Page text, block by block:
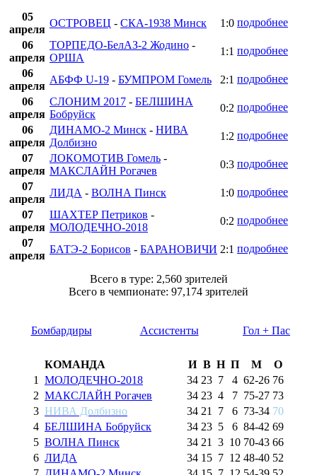
05
апреля
ОСТРОВЕЦ - СКА-1938 Минск 1:0 подробнее
06
апреля
ТОРПЕДО-БелАЗ-2 Жодино -
ОРША
1:1 подробнее
06
апреля
АБФФ U-19 - БУМПРОМ Гомель 2:1 подробнее
06
апреля
СЛОНИМ 2017 - БЕЛШИНА
Бобруйск
0:2 подробнее
06
апреля
ДИНАМО-2 Минск - НИВА
Долбизно
1:2 подробнее
07
апреля
ЛОКОМОТИВ Гомель -
МАКСЛАЙН Рогачев
0:3 подробнее
07
апреля
ЛИДА - ВОЛНА Пинск 1:0 подробнее
07
апреля
ШАХТЕР Петриков -
МОЛОДЕЧНО-2018
0:2 подробнее
07
апреля
БАТЭ-2 Борисов - БАРАНОВИЧИ 2:1 подробнее
Всего в туре: 2,560 зрителей
Всего в чемпионате: 97,174 зрителей
Бомбардиры Ассистенты Гол + Пас
КОМАНДА И В Н П М
О
1
МОЛОДЕЧНО-2018 34 23 7 4 62-26 76
2 МАКСЛАЙН Рогачев 34 23 4 7 75-27 73
3 НИВА Долбизно 34 21 7 6 73-34 70
4 БЕЛШИНА Бобруйск 34 23 5 6 84-42 69
5 ВОЛНА Пинск 34 21 3 10 70-43 66
6 ЛИДА 34 15 7 12 48-40 52